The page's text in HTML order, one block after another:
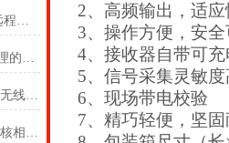
JWSY-3数字高压无线核相器 远程无线核相器上海徐吉选购
数字高压无线核相器维护和管理的特征
数字高压无线核相器 语音高压无线核相器上海徐吉批发
上海徐吉JWSY-3数字高压无线核相器设备清单
2、高频输出，适
3、操作方便，安
4、接收器自带可
5、信号采集灵敏
6、现场带电校验
7、精巧轻便，坚